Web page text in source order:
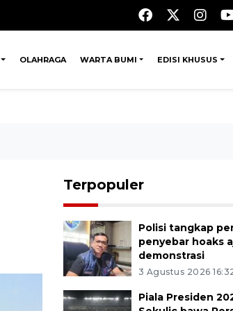
OLAHRAGA WARTA BUMI EDISI KHUSUS
Terpopuler
Polisi tangkap
penyebar hoaks
demonstrasi
3 Agustus 2026
Piala Presiden